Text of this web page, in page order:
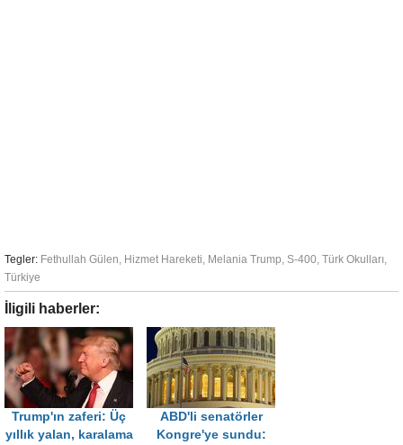
Tegler: Fethullah Gülen, Hizmet Hareketi, Melania Trump, S-400, Türk Okulları,
Türkiye
İligili haberler:
Trump'ın zaferi: Üç
yıllık yalan, karalama
ABD'li senatörler
Kongre'ye sundu: